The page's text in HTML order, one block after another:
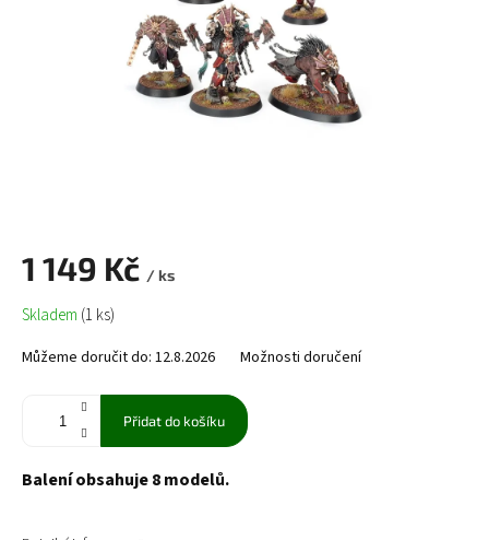
1 149 Kč / ks
Měrná
cena:
Skladem (1 ks)
Můžeme doručit do: 12.8.2026 Možnosti doručení
Přidat do košíku
Balení obsahuje 8 modelů.